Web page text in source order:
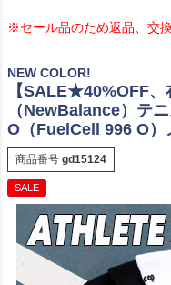
※セール品のため返品、交
NEW COLOR!
【SALE★40%OFF
（NewBalance）テ
O（FuelCell 996 O）
商品番号 gd15124
SALE